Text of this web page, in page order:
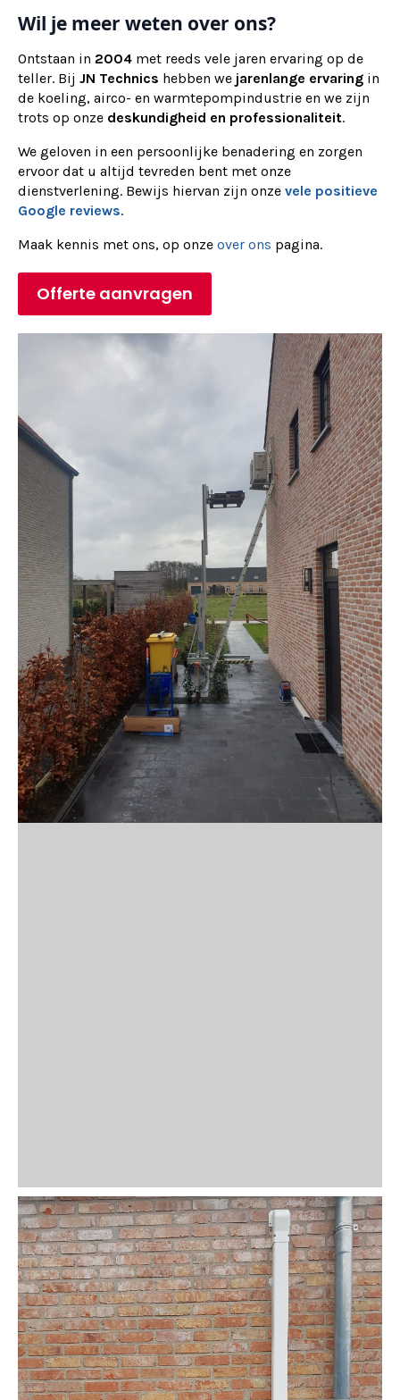
Wil je meer weten over ons?
Ontstaan in 2004 met reeds vele jaren ervaring op de
teller. Bij JN Technics hebben we jarenlange ervaring in
de koeling, airco- en warmtepompindustrie en we zijn
trots op onze deskundigheid en professionaliteit.
We geloven in een persoonlijke benadering en zorgen
ervoor dat u altijd tevreden bent met onze
dienstverlening. Bewijs hiervan zijn onze vele positieve
Google reviews.
Maak kennis met ons, op onze over ons pagina.
Offerte aanvragen